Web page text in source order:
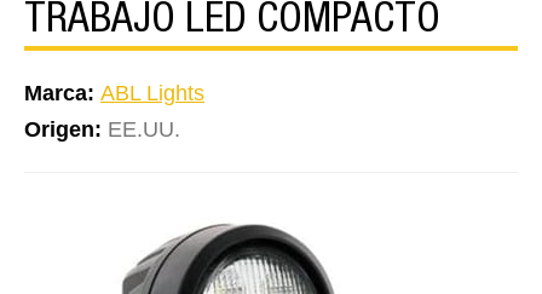
TRABAJO LED COMPACTO
Marca: ABL Lights
Origen: EE.UU.